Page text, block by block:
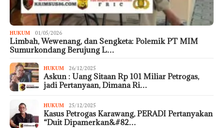
HUKUM 01/05/2026
Limbah, Wewenang, dan Sengketa: Polemik PT MIM
Sumurkondang Berujung L…
HUKUM 26/12/2025
Askun : Uang Sitaan Rp 101 Miliar Petrogas,
jadi Pertanyaan, Dimana Ri…
HUKUM 25/12/2025
Kasus Petrogas Karawang, PERADI Pertanyakan
“Duit Dipamerkan&#82…